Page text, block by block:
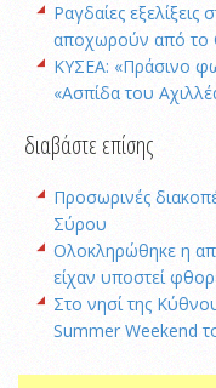
Ραγδαίες
αποχωρούν από το
ΚΥΣΕΑ: «Πράσινο
«Ασπίδα του
διαβάστε επίσης
Προσωρινές
Σύρου
Oλοκληρώθηκε η
είχαν υποστεί
Στο νησί της
Summer Weekend